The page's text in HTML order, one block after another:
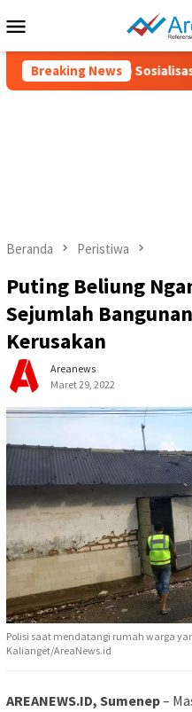
ke
Mobile
Breaking News
Sumenep Sosialisasikan
Beranda Peristiwa
Puting Beliung
Sejumlah
Kerusakan
Areanews
Maret 29, 2022
Polisi saat mendatangi rumah warga
Kalianget/AreaNews.id
AREANEWS.ID, Sumenep–